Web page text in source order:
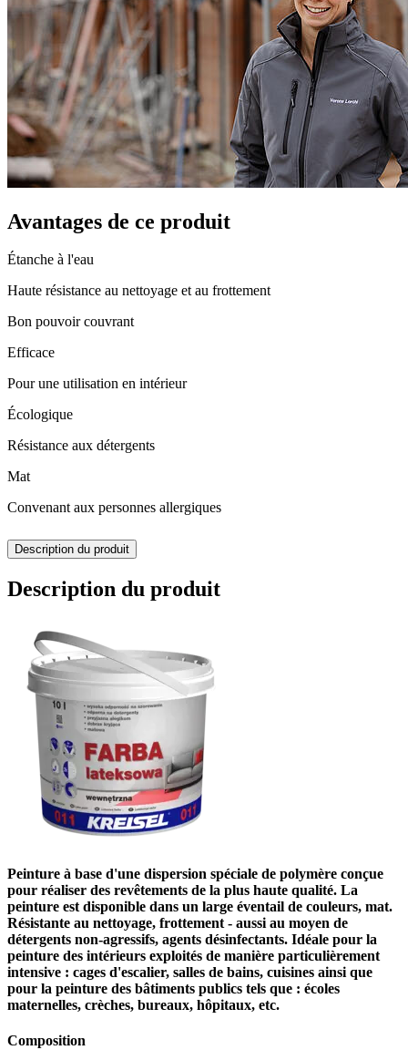
Avantages de ce produit
Étanche à l'eau
Haute résistance au nettoyage et au frottement
Bon pouvoir couvrant
Efficace
Pour une utilisation en intérieur
Écologique
Résistance aux détergents
Mat
Convenant aux personnes allergiques
Description du produit
Description du produit
Peinture à base d'une dispersion spéciale de polymère conçue
pour réaliser des revêtements de la plus haute qualité. La
peinture est disponible dans un large éventail de couleurs, mat.
Résistante au nettoyage, frottement - aussi au moyen de
détergents non-agressifs, agents désinfectants. Idéale pour la
peinture des intérieurs exploités de manière particulièrement
intensive : cages d'escalier, salles de bains, cuisines ainsi que
pour la peinture des bâtiments publics tels que : écoles
maternelles, crèches, bureaux, hôpitaux, etc.
Composition